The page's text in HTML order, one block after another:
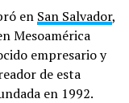
en San Salvador,
Mesoamérica
empresario y
de esta
en 1992.